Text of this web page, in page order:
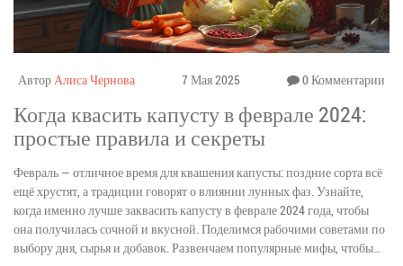
АвторАлиса Чернова 7 Мая 2025 0 Комментарии
Когда квасить капусту в феврале 2024:
простые правила и секреты
Февраль — отличное время для квашения капусты: поздние сорта всё
ещё хрустят, а традиции говорят о влиянии лунных фаз. Узнайте,
когда именно лучше заквасить капусту в феврале 2024 года, чтобы
она получилась сочной и вкусной. Поделимся рабочими советами по
выбору дня, сырья и добавок. Развенчаем популярные мифы, чтобы